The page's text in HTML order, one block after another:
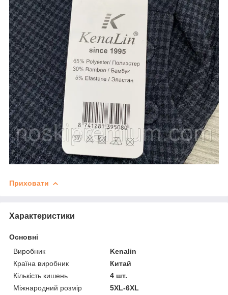
Приховати
Характеристики
Основні
Виробник
Kenalin
Країна виробник
Китай
Кількість кишень
4 шт.
Міжнародний розмір
5XL-6XL